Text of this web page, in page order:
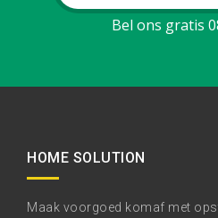
Bel ons gratis
HOME SOLUTION
Maak voorgoed komaf met